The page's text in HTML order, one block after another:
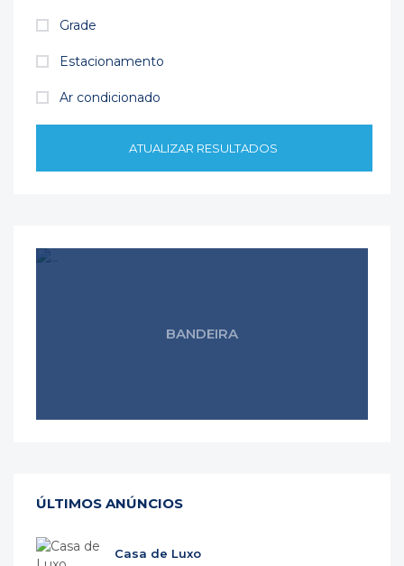
Grade
Estacionamento
Ar condicionado
ATUALIZAR RESULTADOS
BANDEIRA
ÚLTIMOS ANÚNCIOS
Casa de Luxo